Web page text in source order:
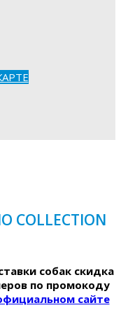
COLLECTION
собак скидка
по промокоду
сайте